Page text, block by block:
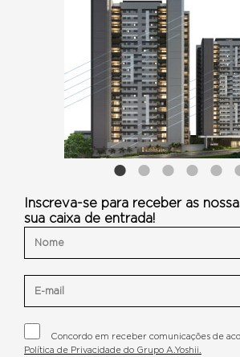
Inscreva-se para receber as
sua caixa de entrada!
Concordo em receber comunicações de
Política de Privacidade do Grupo A.Yoshii.